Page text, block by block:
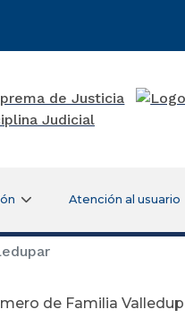
Atención al usuario
de Familia